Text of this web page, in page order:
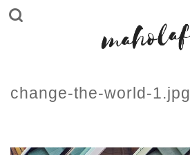
change-the-world-1.jpg